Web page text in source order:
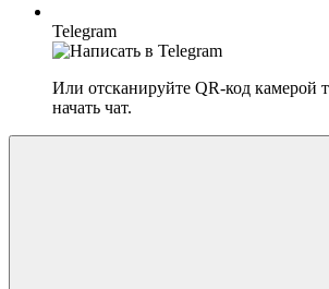
Telegram
Или отсканируйте QR-код камерой
начать чат.